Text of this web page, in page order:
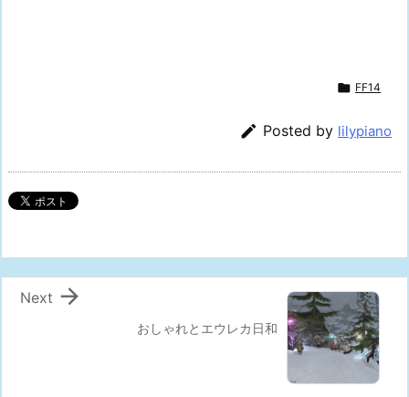
 FF14
 Posted by lilypiano
おしゃれとエウレカ日和

Next